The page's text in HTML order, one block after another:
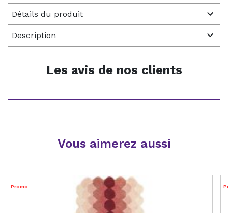
Détails du produit 
Description 
Les avis de nos clients
Vous aimerez aussi
Promo